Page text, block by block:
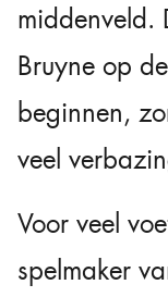
middenveld.
Bruyne op
beginnen,
veel
Voor veel
spelmaker